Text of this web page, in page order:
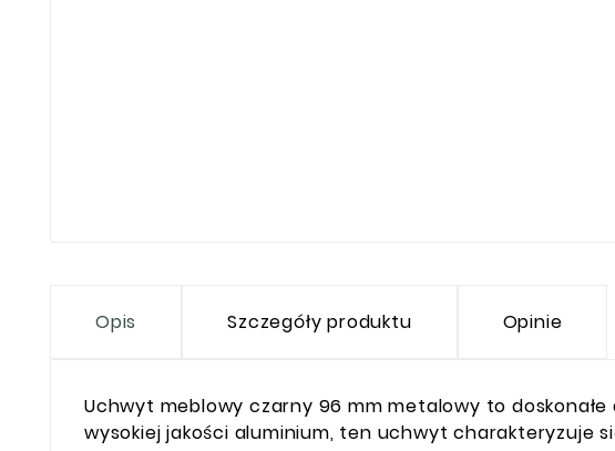
Opis Szczegóły produktu Opinie
Uchwyt meblowy czarny 96 mm metalowy to
wysokiej jakości aluminium, ten uchwyt charakteryzuje